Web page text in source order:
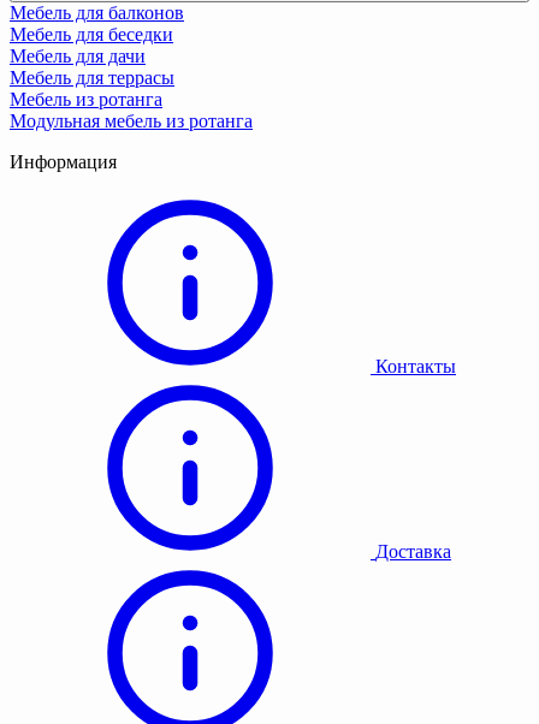
Мебель для балконов
Мебель для беседки
Мебель для дачи
Мебель для террасы
Мебель из ротанга
Модульная мебель из ротанга
Информация
Контакты
Доставка